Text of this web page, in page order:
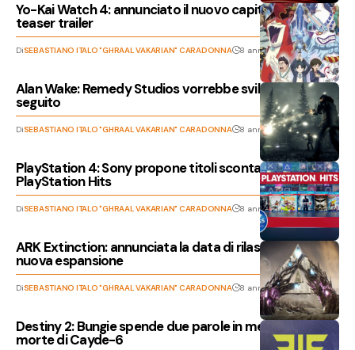
Yo-Kai Watch 4: annunciato il nuovo capitolo con un
teaser trailer
DiSEBASTIANO ITALO "GHRAAL VAKARIAN" CARADONNA 8 anni fa
Alan Wake: Remedy Studios vorrebbe svilupparne un
seguito
DiSEBASTIANO ITALO "GHRAAL VAKARIAN" CARADONNA 8 anni fa
PlayStation 4: Sony propone titoli scontati della linea
PlayStation Hits
DiSEBASTIANO ITALO "GHRAAL VAKARIAN" CARADONNA 8 anni fa
ARK Extinction: annunciata la data di rilascio della
nuova espansione
DiSEBASTIANO ITALO "GHRAAL VAKARIAN" CARADONNA 8 anni fa
Destiny 2: Bungie spende due parole in merito alla
morte di Cayde-6